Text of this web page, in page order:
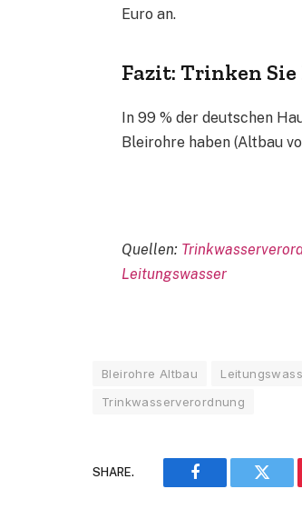
Euro an.
Fazit: Trinken
In 99 % der deutschen
Bleirohre haben (Altbau
Quellen:
Leitungswasser
Bleirohre Altbau
Trinkwasserverordnung
SHARE.
Facebook